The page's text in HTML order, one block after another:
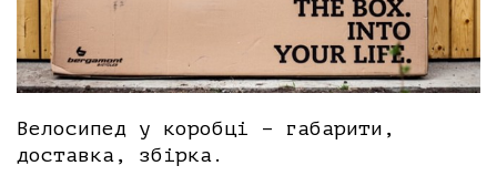
Велосипед у коробці – габарити,
доставка, збірка.